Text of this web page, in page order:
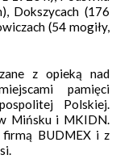
Dokszycach (176
(54 mogiły,
z opieką nad
pamięci
Polskiej.
Mińsku i MKIDN.
firmą BUDMEX i z